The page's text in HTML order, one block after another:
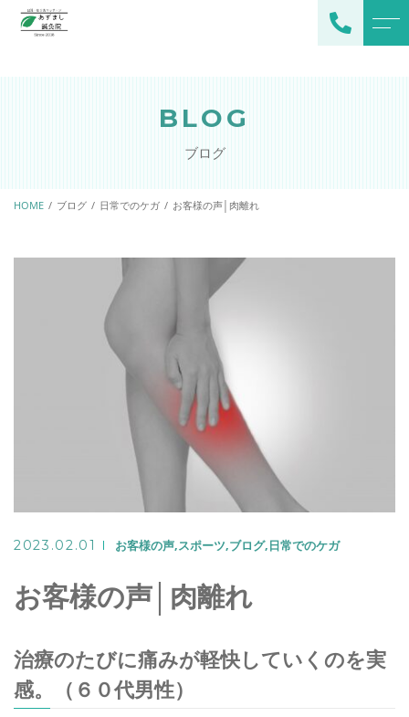
当院について
メインメニュー
よくある質問
ブログ
お知らせ
ご予約・お問い合わせ
080-2378-0529
Warning
: Undefined variable
/home/seiya1989/
content/
BLOG
ブログ
HOME ブログ 日常でのケガ お客様の声│肉離れ
2023.02.01 お客様の声 スポーツ ブログ 日常でのケガ
お客様の声│肉離れ
治療のたびに痛みが軽快していくのを実
感。（６０代男性）